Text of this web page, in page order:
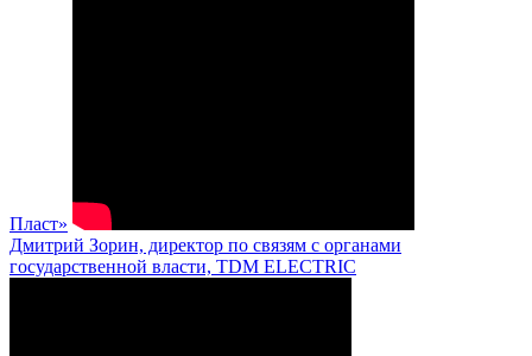
Пласт»
Дмитрий Зорин, директор по связям с органами
государственной власти, TDM ELECTRIC